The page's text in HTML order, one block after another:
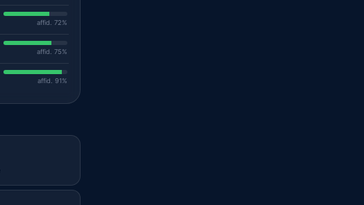
affid. 72%
affid. 75%
affid. 91%